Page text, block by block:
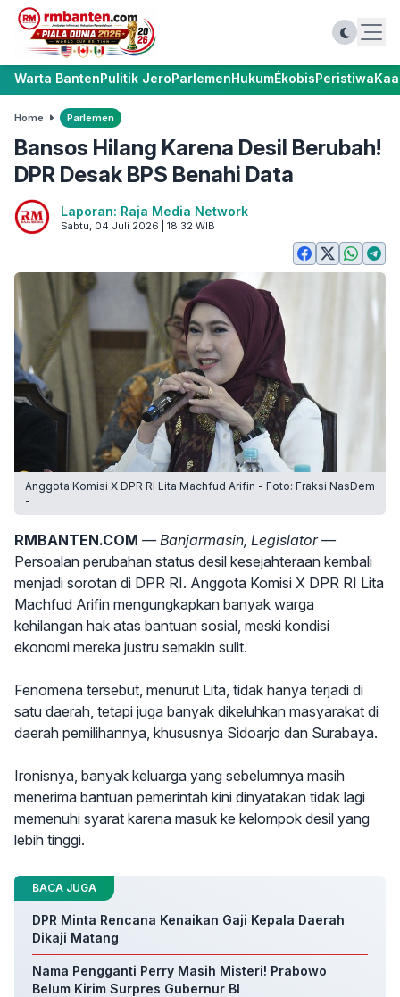
Warta BantenPulitik JeroParlemenHukumÉkobisPeristiwa
Home Parlemen
Bansos Hilang Karena Desil Berubah!
DPR Desak BPS Benahi Data
Laporan: Raja Media Network
Sabtu, 04 Juli 2026 | 18:32 WIB
Anggota Komisi X DPR RI Lita Machfud Arifin - Foto: Fraksi NasDem
-
RMBANTEN.COM — Banjarmasin, Legislator —
Persoalan perubahan status desil kesejahteraan kembali
menjadi sorotan di DPR RI. Anggota Komisi X DPR RI Lita
Machfud Arifin mengungkapkan banyak warga
kehilangan hak atas bantuan sosial, meski kondisi
ekonomi mereka justru semakin sulit.
Fenomena tersebut, menurut Lita, tidak hanya terjadi di
satu daerah, tetapi juga banyak dikeluhkan masyarakat di
daerah pemilihannya, khususnya Sidoarjo dan Surabaya.
Ironisnya, banyak keluarga yang sebelumnya masih
menerima bantuan pemerintah kini dinyatakan tidak lagi
memenuhi syarat karena masuk ke kelompok desil yang
lebih tinggi.
BACA JUGA
DPR Minta Rencana Kenaikan Gaji Kepala Daerah
Dikaji Matang
Nama Pengganti Perry Masih Misteri! Prabowo
Belum Kirim Surpres Gubernur BI